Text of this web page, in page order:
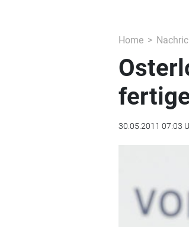
Home
30.05.2011 07:03